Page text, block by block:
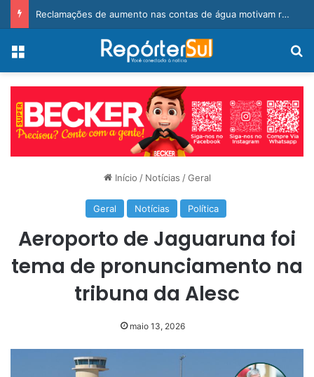
Reclamações de aumento nas contas de água motivam requerimento de vereador em BN
Menu
Início / Notícias / Geral
Geral Notícias Política
Aeroporto de Jaguaruna foi
tema de pronunciamento na
tribuna da Alesc
maio 13, 2026